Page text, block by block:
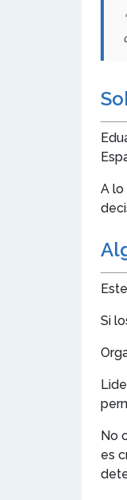
A lo
Si
No
es